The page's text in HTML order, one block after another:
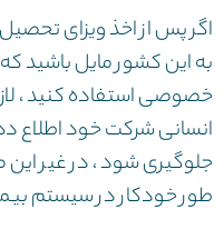
اگر پس از اخذ ویزای تحصیل
به این کشور مایل باشید که
خصوصی استفاده کنید ،
انسانی شرکت خود اطلاع
جلوگیری شود ، در غیر
طور خودکار در سیستم